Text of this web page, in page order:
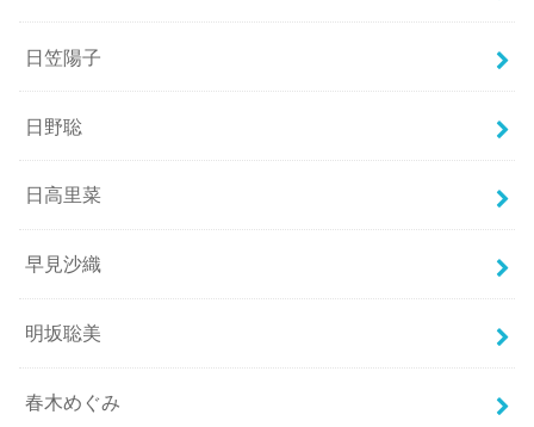
日笠陽子
日野聡
日高里菜
早見沙織
明坂聡美
春木めぐみ